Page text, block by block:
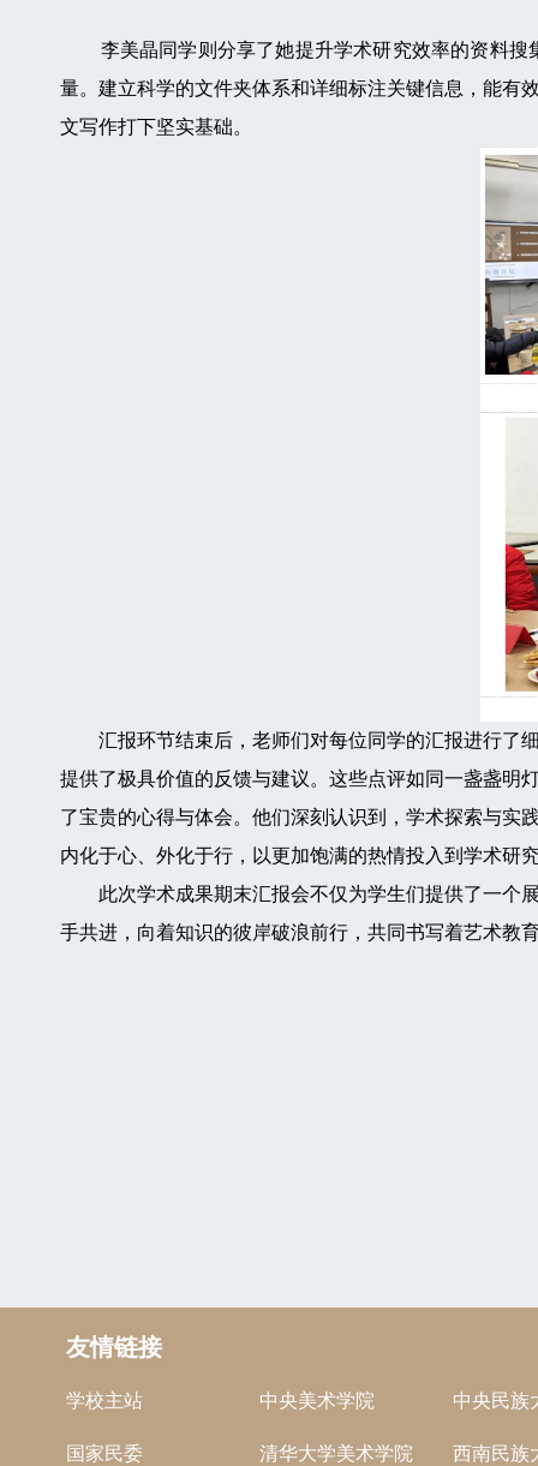
李美晶同学则分享了她提升学术研究效率的资料搜
量。建立科学的文件夹体系和详细标注关键信息，能有
文写作打下坚实基础。
汇报环节结束后，老师们对每位同学的汇报进行了细
提供了极具价值的反馈与建议。这些点评如同一盏盏明
了宝贵的心得与体会。他们深刻认识到，学术探索与实
内化于心、外化于行，以更加饱满的热情投入到学术研
此次学术成果期末汇报会不仅为学生们提供了一个展
手共进，向着知识的彼岸破浪前行，共同书写着艺术教
友情链接
学校主站 中央美术学院 中央民族
国家民委 清华大学美术学院 西南民族